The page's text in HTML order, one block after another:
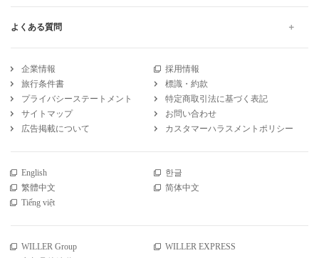
よくある質問
企業情報
採用情報
旅行条件書
標識・約款
プライバシーステートメント
特定商取引法に基づく表記
サイトマップ
お問い合わせ
広告掲載について
カスタマーハラスメントポリシー
English
한글
繁體中文
简体中文
Tiếng việt
WILLER Group
WILLER EXPRESS